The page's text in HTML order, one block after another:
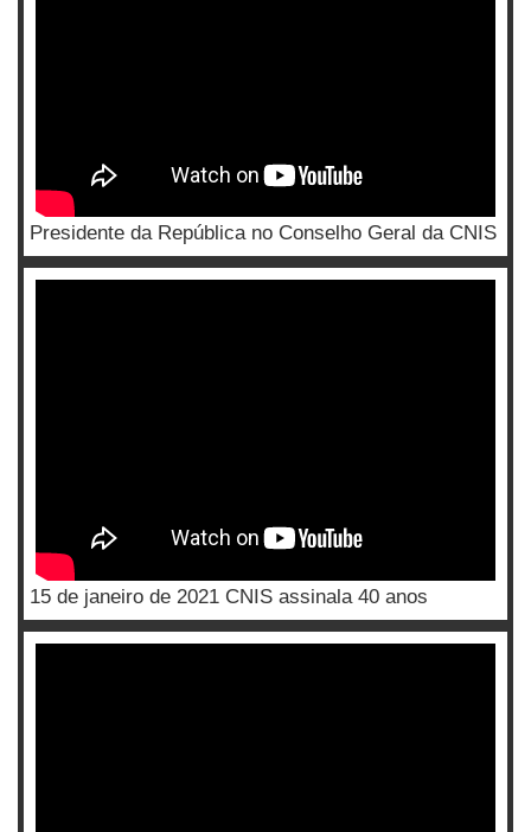
Presidente da República no Conselho Geral da CNIS
15 de janeiro de 2021 CNIS assinala 40 anos